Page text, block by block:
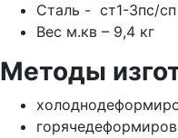
Сталь - ст1-3пс/сп
Вес м.кв – 9,4 кг
Методы